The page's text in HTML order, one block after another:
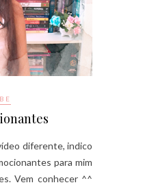
diferente, indico
para mim
Vem conhecer ^^